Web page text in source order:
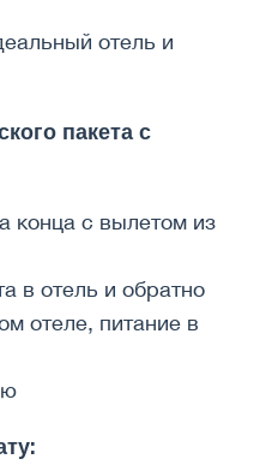
отель и
пакета с
конца с вылетом из
в отель и обратно
отеле, питание в